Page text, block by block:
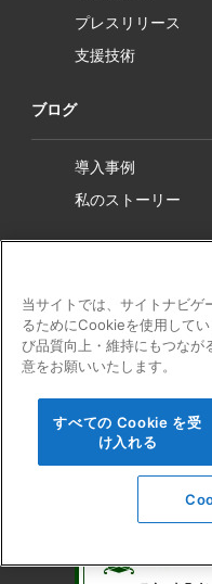
プレスリリース
支援技術
ブログ
導入事例
私のストーリー
ライブ配信
オンデマンド
お問い合わせ
当サイトでは、サイトナビゲ
るためにCookieを使用して
び品質向上・維持にもつな
意をお願いいたします。
すべての Cookie を受
け入れる